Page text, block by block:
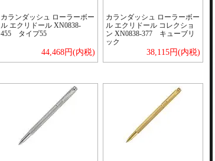
カランダッシュ ローラーボー
ル エクリドール XN0838-
455 タイプ55
44,468円(内税)
カランダッシュ ローラーボー
ル エクリドール コレクショ
ン XN0838-377 キューブリ
ック
38,115円(内税)